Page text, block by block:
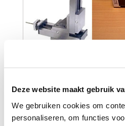
Deze website maakt gebruik
We gebruiken cookies om
personaliseren, om functies